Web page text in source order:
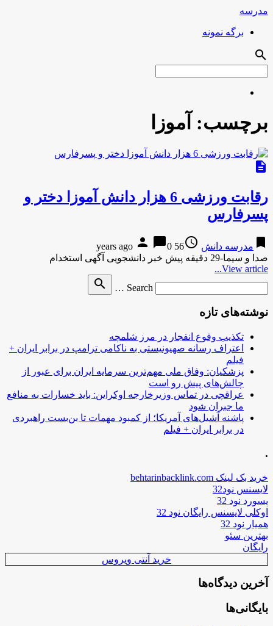
مدرسه
برگه نمونه
search
برچسب: آموزا
description
رقابت ورزشی 6 هزار دانش آموزا دختر و
پسرفارس
bookmark مدرسه دانش access_time
56 years ago
person chat_bubble0
صدا و سیما-29 دقیقه پیش خبر دانشجویی آگهی استخدام
View article...
Search …
search
نوشته‌های تازه
تکذیب وقوع انفجار در مرز شلمچه
اعتراف رسانه صهیونیستی به ناکامی ترامپ در برابر ایران +
فیلم
پزشکیان: وفاق ملی مهم‌ترین سرمایه ایران برای عبور از
چالش‌های پیش رو است
عراقچی در تماس وزیرخارجه اوکراین: باید خسارات به منافع
ما جبران شود
پاشنه آشیل‌های آمریکا؛ از کمبود مهمات تا بن‌بست راهبردی
در برابر ایران + فیلم
.
خرید بک لینک behtarinbacklink.com
لایسنس نود32
پسورد نود 32
اوکلی لایسنس رایگان نود 32
همیار نود 32
بهترین سئو
رایگان
خرید آنتی ویروس
آخرین دیدگاه‌ها
بایگانی‌ها